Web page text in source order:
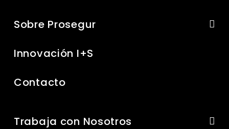
Sobre Prosegur
Innovación I+S
Contacto
Trabaja con Nosotros